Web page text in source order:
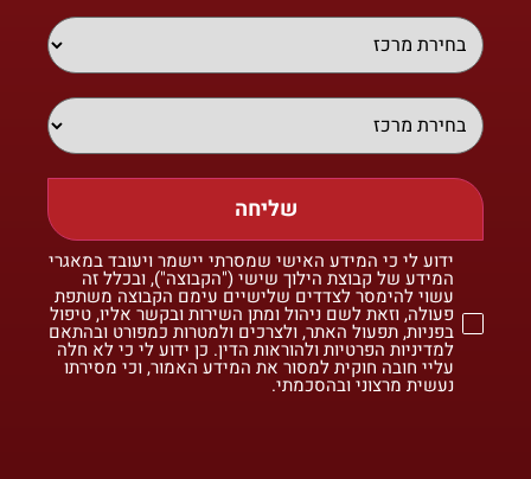
שליחה
ידוע לי כי המידע האישי שמסרתי יישמר ויעובד במאגרי
המידע של קבוצת הילוך שישי ("הקבוצה"), ובכלל זה
עשוי להימסר לצדדים שלישיים עימם הקבוצה משתפת
פעולה, וזאת לשם ניהול ומתן השירות ובקשר אליו, טיפול
בפניות, תפעול האתר, ולצרכים ולמטרות כמפורט ובהתאם
למדיניות הפרטיות ולהוראות הדין. כן ידוע לי כי לא חלה
עליי חובה חוקית למסור את המידע האמור, וכי מסירתו
נעשית מרצוני ובהסכמתי.